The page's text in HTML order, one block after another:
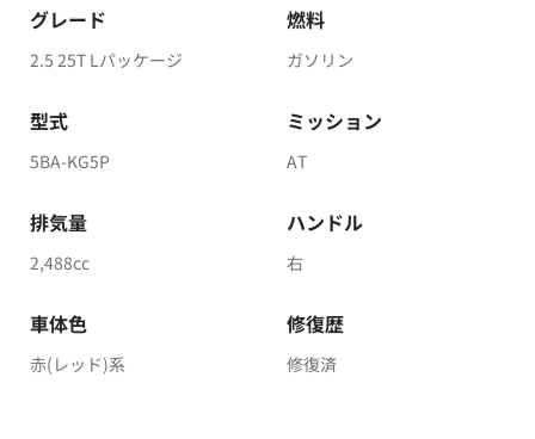
グレード
2.5 25T Lパッケージ
燃料
ガソリン
型式
5BA-KG5P
ミッション
AT
排気量
2,488cc
ハンドル
右
車体色
赤(レッド)系
修復歴
修復済